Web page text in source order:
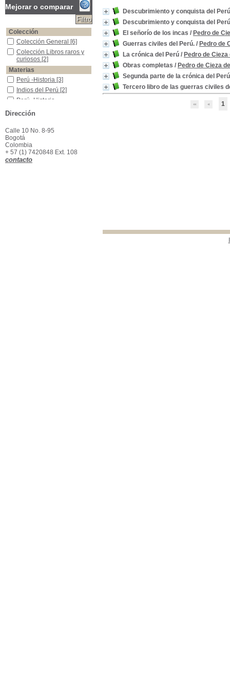
Descubrimiento y conquista del Perú
Descubrimiento y conquista del Perú
El señorío de los incas / Pedro de
Guerras civiles del Perú. / Pedro de
La crónica del Perú / Pedro de Cieza
Obras completas / Pedro de Cieza
Segunda parte de la crónica del
Tercero libro de las guerras civiles
1
Mejorar o comparar
Colección
Colección General
Colección General [6]
Colección Libros raros y curiosos
Colección Libros raros y
curiosos [2]
Materias
Perú -Historia
Perú -Historia [3]
Indios del Perú
Indios del Perú [2]
Perú -Historia - Descubrimiento y conquista -1519-1536
Perú -Historia -
conquista -1519-1536
[2]
Perú -Historia -1536-1808
Perú -Historia -1536-1808
[2]
América - Relatos anteriores a 1600
América - Relatos
anteriores a 1600
Dirección
Calle 10 No. 8-95
Bogotá
Colombia
+ 57 (1) 7420848 Ext. 108
contacto